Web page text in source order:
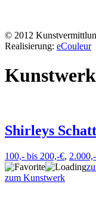
© 2012
Realisierung: eCouleur
Shirleys
100,- bis 200,-€,
zum Kunstwerk